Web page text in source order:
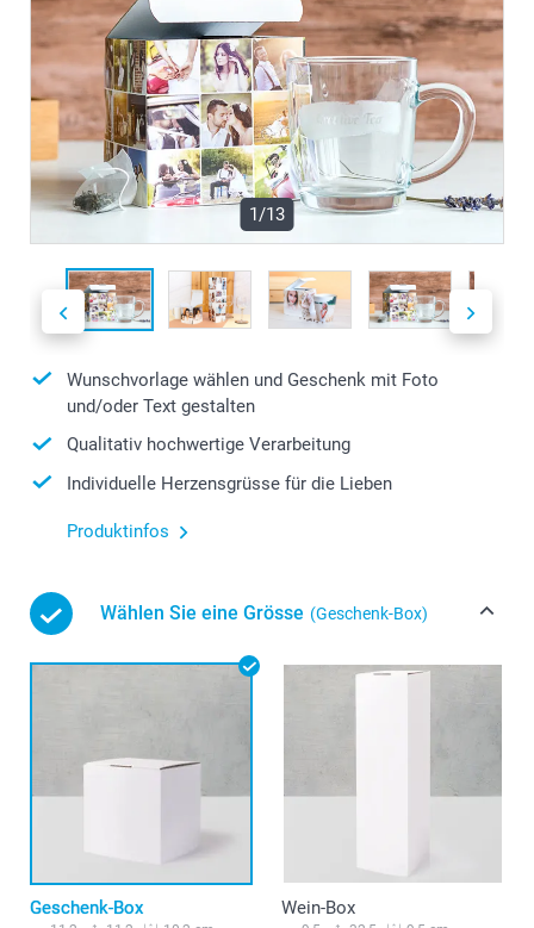
1/13
Wunschvorlage wählen und Geschenk mit Foto
und/oder Text gestalten
Qualitativ hochwertige Verarbeitung
Individuelle Herzensgrüsse für die Lieben
Produktinfos
Wählen Sie eine Grösse (Geschenk-Box)
Geschenk-Box Wein-Box